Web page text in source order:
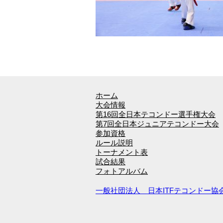
ホーム
大会情報
第16回全日本テコンドー選手権大会
第7回全日本ジュニアテコンドー大会
参加資格
ルール説明
トーナメント表
試合結果
フォトアルバム
一般社団法人 日本ITFテコンドー協